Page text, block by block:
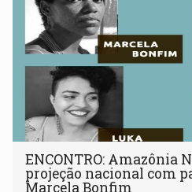
ENCONTRO: Amazônia
projeção nacional com
Marcela Bonfim